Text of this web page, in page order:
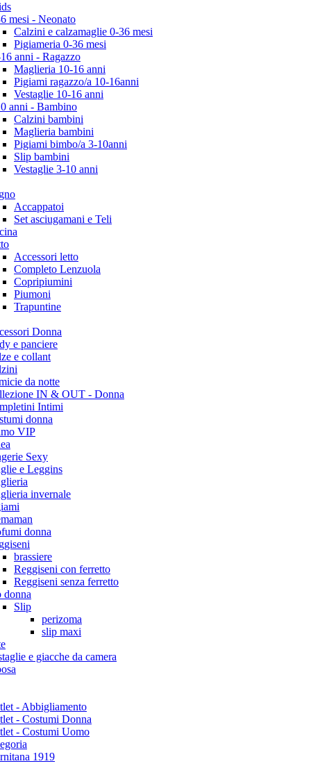
prodotto
mesi - Neonato
Calzini e calzamaglie 0-36 mesi
Pigiameria 0-36 mesi
anni - Ragazzo
Maglieria 10-16 anni
Pigiami ragazzo/a 10-16anni
Vestaglie 10-16 anni
anni - Bambino
Calzini bambini
Maglieria bambini
Pigiami bimbo/a 3-10anni
Slip bambini
Vestaglie 3-10 anni
Accappatoi
Set asciugamani e Teli
Accessori letto
Completo Lenzuola
Copripiumini
Piumoni
Trapuntine
Donna
e panciere
e collant
da notte
IN & OUT - Donna
Intimi
donna
VIP
Sexy
e Leggins
invernale
donna
brassiere
Reggiseni con ferretto
Reggiseni senza ferretto
donna
Slip
perizoma
slip maxi
e giacche da camera
- Abbigliamento
- Costumi Donna
- Costumi Uomo
1919